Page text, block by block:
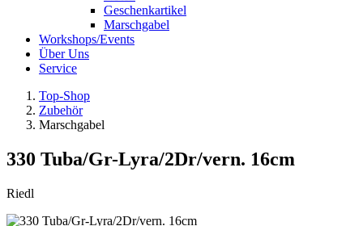
Geschenkartikel
Marschgabel
Workshops/Events
Über Uns
Service
Top-Shop
Zubehör
Marschgabel
330 Tuba/Gr-Lyra/2Dr/vern. 16cm
Riedl